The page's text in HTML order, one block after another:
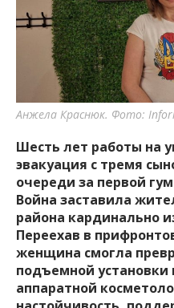
Анжела Краснюк. Фото:
Шесть лет работы на
эвакуация с тремя
очереди за первой
Война заставила
района кардинально
Переехав в
женщина смогла
подъемной установки
аппаратной